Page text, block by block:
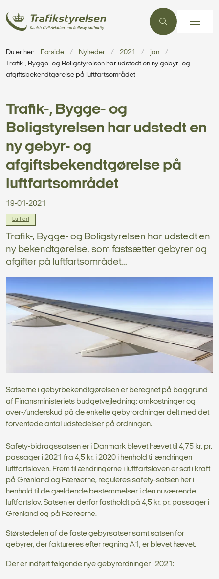
Du er her: Forside Nyheder 2021
jan
Trafik-, Bygge- og Boligstyrelsen har udstedt en ny gebyr- og
afgiftsbekendtgørelse på luftfartsområdet
Trafik-, Bygge- og
Boligstyrelsen har udstedt en
ny gebyr- og
afgiftsbekendtgørelse på
luftfartsområdet
19-01-2021
Luftfart
Trafik-, Bygge- og Boligstyrelsen har udstedt en
ny bekendtgørelse, som fastsætter gebyrer og
afgifter på luftfartsområdet...
Satserne i gebyrbekendtgørelsen er beregnet på baggrund
af Finansministeriets budgetvejledning: omkostninger og
over-/underskud på de enkelte gebyrordninger delt med det
forventede antal udstedelser på ordningen.
Safety-bidragssatsen er i Danmark blevet hævet til 4,75 kr. pr.
passager i 2021 fra 4,5 kr. i 2020 i henhold til ændringen
luftfartsloven. Frem til ændringerne i luftfartsloven er sat i kraft
på Grønland og Færøerne, reguleres safety-satsen her i
henhold til de gældende bestemmelser i den nuværende
luftfartslov. Satsen er derfor fastholdt på 4,5 kr. pr. passager i
Grønland og på Færøerne.
Størstedelen af de faste gebyrsatser samt satsen for
gebyrer, der faktureres efter regning A1, er blevet hævet.
Der er indført følgende nye gebyrordninger i 2021: